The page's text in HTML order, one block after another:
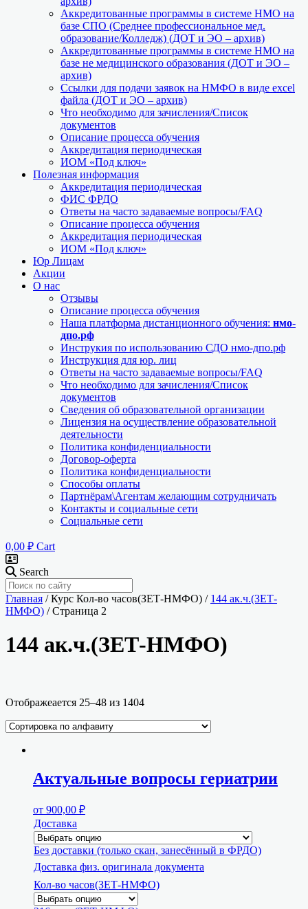
Аккредитованные программы в системе НМО на
базе СПО (Среднее профессиональное мед.
образование/Колледж) (ДОТ и ЭО – архив)
Аккредитованные программы в системе НМО на
базе не медицинского образования (ДОТ и ЭО –
архив)
Ссылки для подачи заявок на НМФО в виде excel
файла (ДОТ и ЭО – архив)
Что необходимо для зачисления/Список
документов
Описание процесса обучения
Аккредитация периодическая
ИОМ «Под ключ»
Полезная информация
Аккредитация периодическая
ФИС ФРДО
Ответы на часто задаваемые вопросы/FAQ
Описание процесса обучения
Аккредитация периодическая
ИОМ «Под ключ»
Юр Лицам
Акции
О нас
Отзывы
Описание процесса обучения
Наша платформа дистанционного обучения: нмо-
дпо.рф
Инструкия по использованию СДО нмо-дпо.рф
Инструкция для юр. лиц
Ответы на часто задаваемые вопросы/FAQ
Что необходимо для зачисления/Список
документов
Сведения об образовательной организации
Лицензия на осуществление образовательной
деятельности
Политика конфиденциальности
Договор-оферта
Политика конфиденциальности
Способы оплаты
Партнёрам\Агентам желающим сотрудничать
Контакты и социальные сети
Социальные сети
0,00 ₽ Cart
Search
Главная / Курс Кол-во часов(ЗЕТ-НМФО) / 144 ак.ч.(ЗЕТ-
НМФО) / Страница 2
144 ак.ч.(ЗЕТ-НМФО)
Текстовый поиск
Категории курсов
Аккредитованные программы в системе НМО на
базе Высшего мед. образования
базе не медицинского образования
Аккредитованные программы в системе НМО на
базе СПО (Среднее профессиональное мед. образование/
Колледж)
Врачи повышение квалификации НМО
Врачи профессиональная переподготовка
Врачи/Фармацевты повышение квалификации НМО
(Очная форма обучения)
Отображеается 25–48 из 1404
Актуальные вопросы гериатрии
от 900,00 ₽
Доставка
Без доставки (только скан, занесённый в ФРДО)
Доставка физ. оригинала документа
Кол-во часов(ЗЕТ-НМФО)